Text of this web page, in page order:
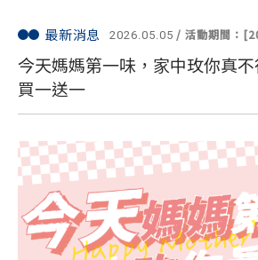
最新消息 2026.05.05 / 活動期間：
今天媽媽第一味，家中玫你真
買一送一